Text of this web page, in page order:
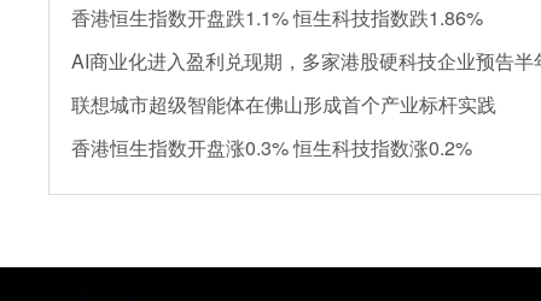
香港恒生指数开盘跌1.1% 恒生科技指数跌1.86%
AI商业化进入盈利兑现期，多家港股硬科技企业预告半
联想城市超级智能体在佛山形成首个产业标杆实践
香港恒生指数开盘涨0.3% 恒生科技指数涨0.2%